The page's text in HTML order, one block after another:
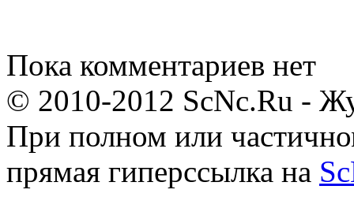
Пока комментариев нет
© 2010-2012 ScNc.Ru -
При полном или
прямая гиперссылка на